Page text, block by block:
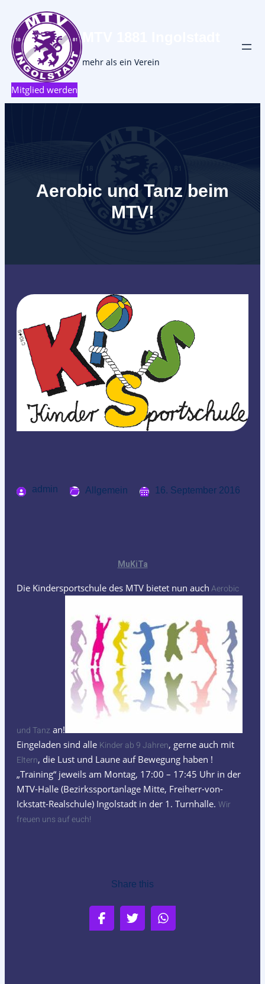
MTV 1881 Ingolstadt
mehr als ein Verein
Mitglied werden
Aerobic und Tanz beim
MTV!
admin Allgemein 16. September 2016
MuKiTa
Die Kindersportschule des MTV bietet nun auch Aerobic
und Tanz an!
Eingeladen sind alle Kinder ab 9 Jahren, gerne auch mit
Eltern, die Lust und Laune auf Bewegung haben !
„Training“ jeweils am Montag, 17:00 – 17:45 Uhr in der
MTV-Halle (Bezirkssportanlage Mitte, Freiherr-von-
Ickstatt-Realschule) Ingolstadt in der 1. Turnhalle. Wir
freuen uns auf euch!
Share this